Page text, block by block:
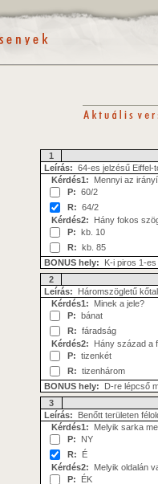
1
Leírás: 64-es jelzésű Eiffel-
Kérdés1: Mennyi az
P: 60/2
R: 64/2
Kérdés2: Hány fokos
P: kb. 10
R: kb. 85
BONUS hely: K-i piros 1-es
2
Leírás: Háromszögletű
Kérdés1: Minek a jele?
P: bánat
R: fáradság
Kérdés2: Hány század a
P: tizenkét
R: tizenhárom
BONUS hely: D-re lépcső
3
Leírás: Benőtt területen
Kérdés1: Melyik sarka
P: NY
R: É
Kérdés2: Melyik oldalán
P: ÉK